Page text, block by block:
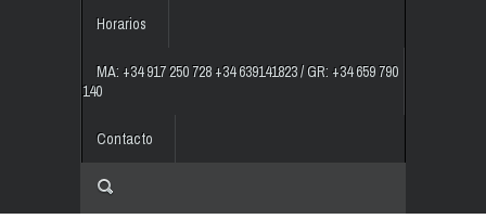
Horarios
MA: +34 917 250 728 +34 639141823 / GR: +34 659 790
140
Contacto